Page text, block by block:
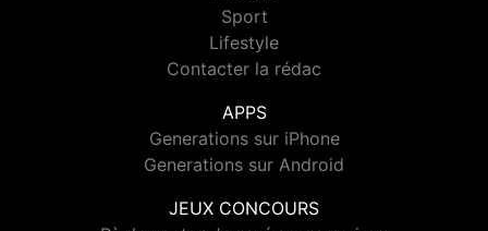
Sport
Lifestyle
Contacter la rédac
APPS
Generations sur iPhone
Generations sur Android
JEUX CONCOURS